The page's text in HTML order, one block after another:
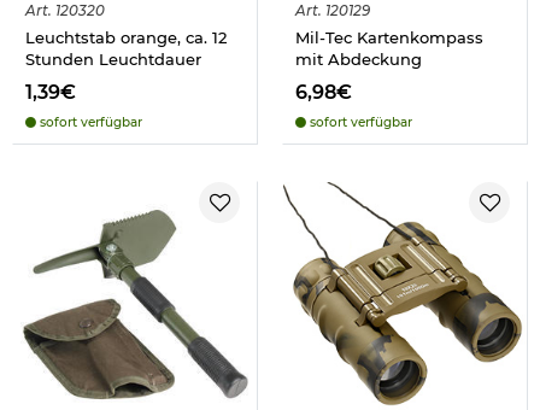
Art. 120320
Leuchtstab orange, ca. 12
Stunden Leuchtdauer
1,39€
sofort verfügbar
Art. 120129
Mil-Tec Kartenkompass
mit Abdeckung
6,98€
sofort verfügbar